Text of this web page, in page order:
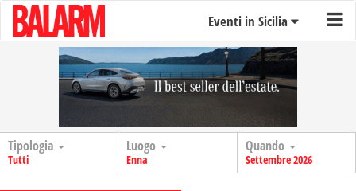
Eventi in Sicilia
Tipologia
Tutti
Luogo
Enna
Quando
Settembre 2026